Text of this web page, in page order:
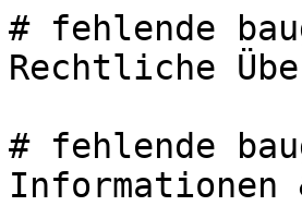
# fehlende
Rechtliche
# fehlende